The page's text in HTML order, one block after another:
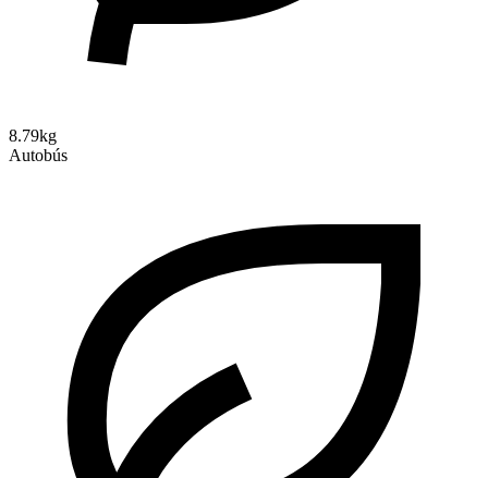
8.79kg
Autobús